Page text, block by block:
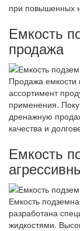
при повышенных
Емкость
продажа
Продажа емкости
ассортимент
применения.
дренажную
качества и
Емкость
Емкость
разработана
жидкостями.